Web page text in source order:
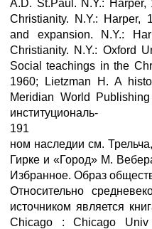
A.D. St.Paul. N.Y.:
Christianity. N.Y.: Harper,
and expansion. N.Y.:
Christianity. N.Y.: Oxford
Social teachings in the
1960; Lietzman H. A
Meridian World
институциональ-
191
ном наследии см.
Гирке и «Город» М.
Избранное. Образ
Относительно
источником является
Chicago : Chicago